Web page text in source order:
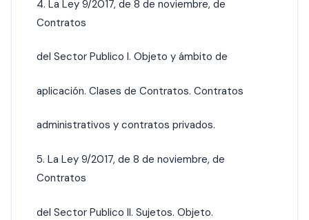
4. La Ley 9/2017, de 8 de noviembre, de
Contratos
del Sector Publico I. Objeto y ámbito de
aplicación. Clases de Contratos. Contratos
administrativos y contratos privados.
5. La Ley 9/2017, de 8 de noviembre, de
Contratos
del Sector Publico II. Sujetos. Objeto.